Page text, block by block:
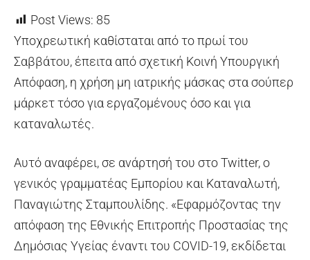
Post Views: 85
Υποχρεωτική καθίσταται από το πρωί του
Σαββάτου, έπειτα από σχετική Κοινή Υπουργική
Απόφαση, η χρήση μη ιατρικής μάσκας στα σούπερ
μάρκετ τόσο για εργαζομένους όσο και για
καταναλωτές.
Αυτό αναφέρει, σε ανάρτησή του στο Twitter, ο
γενικός γραμματέας Εμπορίου και Καταναλωτή,
Παναγιώτης Σταμπουλίδης. «Εφαρμόζοντας την
απόφαση της Εθνικής Επιτροπής Προστασίας της
Δημόσιας Υγείας έναντι του COVID-19, εκδίδεται